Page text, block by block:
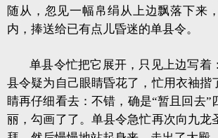
随从，忽见一幅帛绢从上边飘落下来
内，捧送给已有点儿昏迷的单县令。
单县令忙把它展开，只见上边写着
县令疑为自己眼睛昏花了，忙用衣袖揩
睛再仔细看去：不错，确是“暂且回去”
丽，勾画了了。 单县令急忙再次向九龙